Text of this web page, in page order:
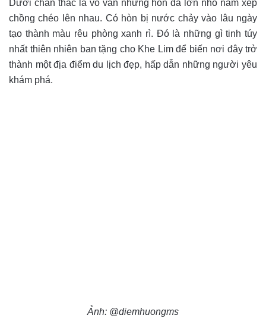
Dưới chân thác là vô vàn những hòn đá lớn nhỏ nằm xếp
chồng chéo lên nhau. Có hòn bị nước chảy vào lâu ngày
tạo thành màu rêu phòng xanh rì. Đó là những gì tinh túy
nhất thiên nhiên ban tặng cho Khe Lim để biến nơi đây trở
thành một địa điểm du lịch đẹp, hấp dẫn những người yêu
khám phá.
Ảnh: @diemhuongms